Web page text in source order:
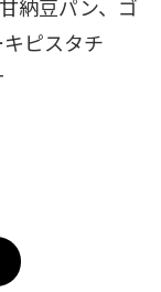
納豆パン、ゴ
ピスタチ